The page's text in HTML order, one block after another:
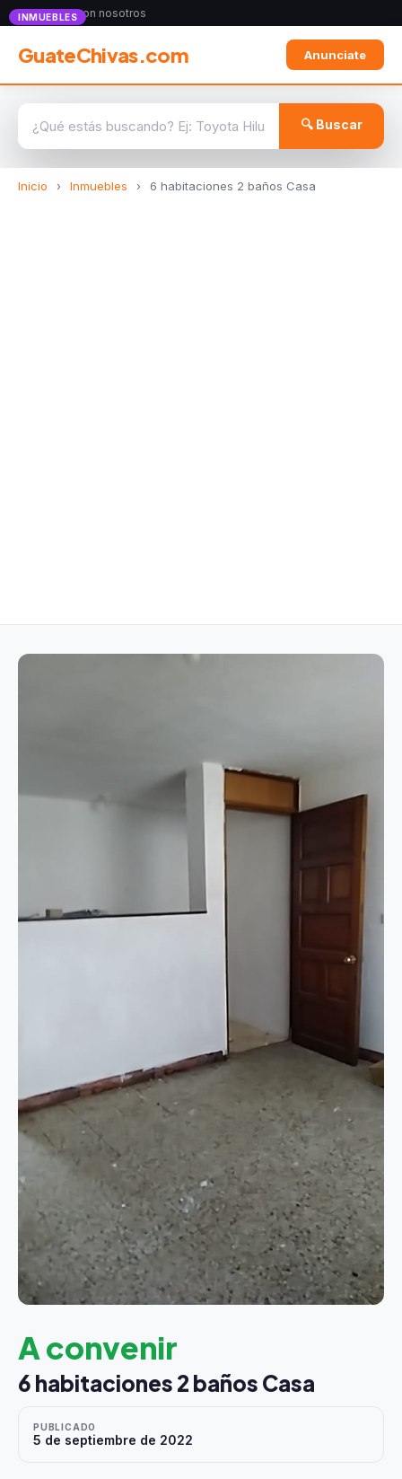
Anunciate con nosotros
GuateChivas.com Anunciate
🔍 Buscar
Inicio › Inmuebles › 6 habitaciones 2 baños Casa
INMUEBLES
A convenir
6 habitaciones 2 baños Casa
PUBLICADO
5 de septiembre de 2022